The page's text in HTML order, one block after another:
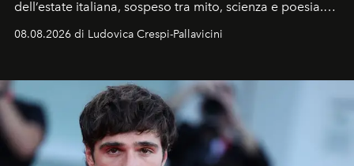
dell’estate italiana, sospeso tra mito, scienza e poesia.
celeste per seguire il passaggio delle
all’universo i desideri più segreti
08.08.2026 di Ludovica Crespi-Pallavicini